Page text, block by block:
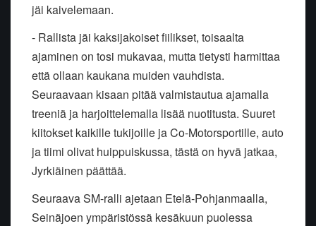
jäi kaivelemaan.
- Rallista jäi kaksijakoiset fiilikset, toisaalta
ajaminen on tosi mukavaa, mutta tietysti harmittaa
että ollaan kaukana muiden vauhdista.
Seuraavaan kisaan pitää valmistautua ajamalla
treeniä ja harjoittelemalla lisää nuotitusta. Suuret
kiitokset kaikille tukijoille ja Co-Motorsportille, auto
ja tiimi olivat huippuiskussa, tästä on hyvä jatkaa,
Jyrkiäinen päättää.
Seuraava SM-ralli ajetaan Etelä-Pohjanmaalla,
Seinäjoen ympäristössä kesäkuun puolessa